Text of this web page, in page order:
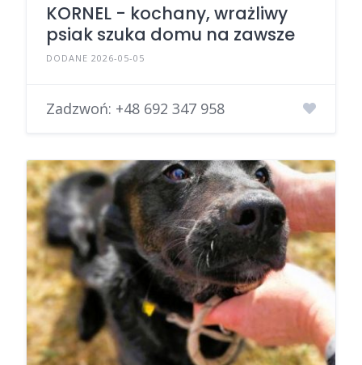
KORNEL - kochany, wrażliwy
psiak szuka domu na zawsze
DODANE 2026-05-05
Zadzwoń: +48 692 347 958